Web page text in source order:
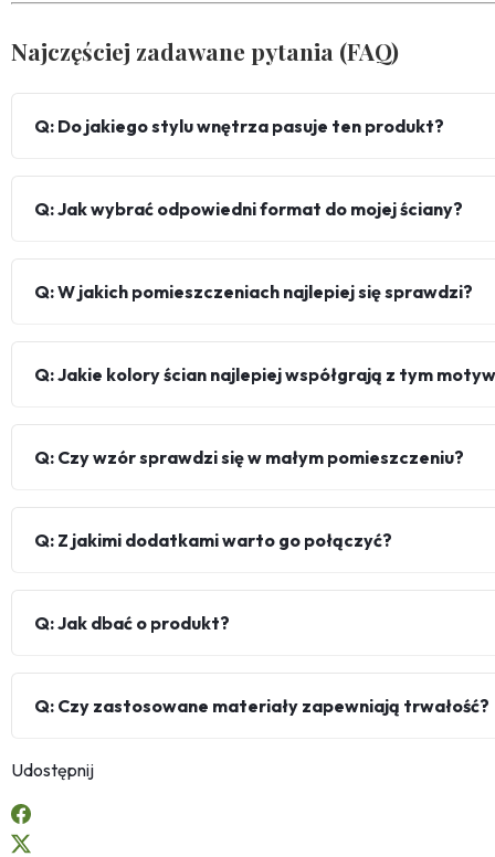
Najczęściej zadawane pytania (FAQ)
Q: Do jakiego stylu wnętrza pasuje ten produkt?
Q: Jak wybrać odpowiedni format do mojej ściany?
Q: W jakich pomieszczeniach najlepiej się sprawdzi?
Q: Jakie kolory ścian najlepiej współgrają z tym
Q: Czy wzór sprawdzi się w małym pomieszczeniu?
Q: Z jakimi dodatkami warto go połączyć?
Q: Jak dbać o produkt?
Q: Czy zastosowane materiały zapewniają trwałość?
Udostępnij